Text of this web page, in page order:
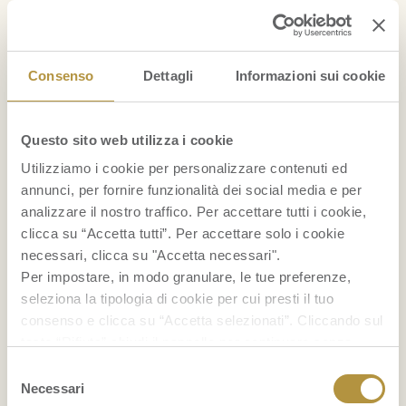
Consenso Dettagli Informazioni sui cookie
Questo sito web utilizza i cookie
Utilizziamo i cookie per personalizzare contenuti ed
annunci, per fornire funzionalità dei social media e per
analizzare il nostro traffico. Per accettare tutti i cookie,
clicca su “Accetta tutti”. Per accettare solo i cookie
necessari, clicca su "Accetta necessari".
Per impostare, in modo granulare, le tue preferenze,
seleziona la tipologia di cookie per cui presti il tuo
consenso e clicca su “Accetta selezionati”. Cliccando sul
Se vuoi saperne di più clicca
per accedere alla
delNecessari
questo dolce è il semifreddo al mascarpone
come se stesse preparando un tiramisù.
Alternate quindi strati di biscotti a strati di
composto a base di papaya e mascarpone, e
il gioco è fatto. Ma che bontà!
Papaya